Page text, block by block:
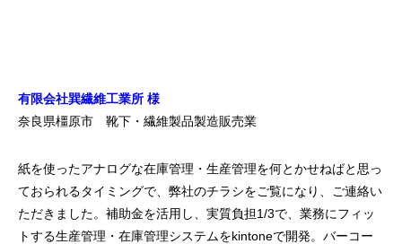
有限会社巽繊維工業所 様
奈良県橿原市 靴下・繊維製品製造販売業
紙を使ったアナログな在庫管理・生産管理を何とかせねばと思っ
ておられるタイミングで、弊社のチラシをご覧になり、ご連絡い
ただきました。 補助金を活用し、実質負担1/3で、業務にフィッ
トする生産管理・在庫管理システムをkintoneで開発。バーコー